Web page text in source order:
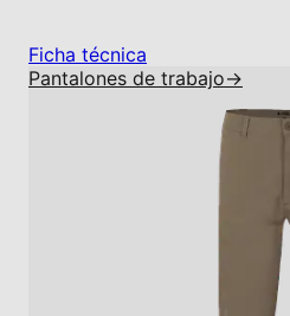
Ficha técnica
Pantalones de trabajo→